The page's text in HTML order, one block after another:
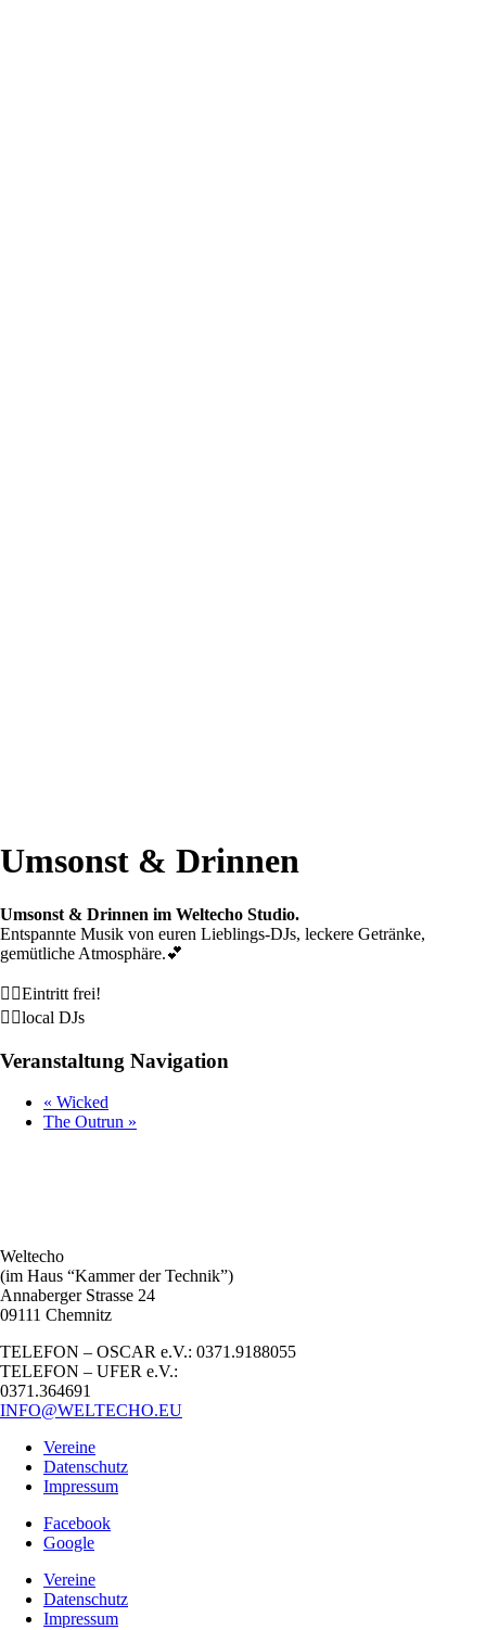
Umsonst & Drinnen
Umsonst & Drinnen im Weltecho Studio.
Entspannte Musik von euren Lieblings-DJs, leckere Getränke,
gemütliche Atmosphäre.💕
❤️‍🔥Eintritt frei!
❤️‍🔥local DJs
Veranstaltung Navigation
« Wicked
The Outrun »
Weltecho
(im Haus “Kammer der Technik”)
Annaberger Strasse 24
09111 Chemnitz
TELEFON – OSCAR e.V.: 0371.9188055
TELEFON – UFER e.V.:
0371.364691
INFO@WELTECHO.EU
Vereine
Datenschutz
Impressum
Facebook
Google
Vereine
Datenschutz
Impressum